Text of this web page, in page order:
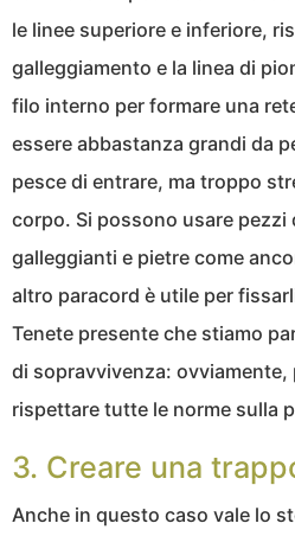
le linee superiore e inferiore,
galleggiamento e la linea di
filo interno per formare una
essere abbastanza grandi da
pesce di entrare, ma troppo
corpo. Si possono usare pezzi
galleggianti e pietre come
altro paracord è utile per
Tenete presente che stiamo
di sopravvivenza:
rispettare tutte le norme sulla
3. Creare una
Anche in questo caso vale lo